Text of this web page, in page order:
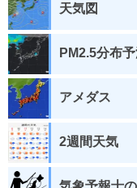
天気図
PM2.5分布予
アメダス
2週間天気